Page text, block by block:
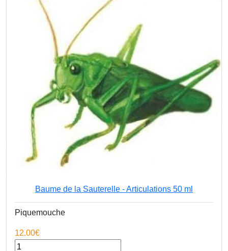
Baume de la Sauterelle - Articulations 50 ml
Piquemouche
12.00€